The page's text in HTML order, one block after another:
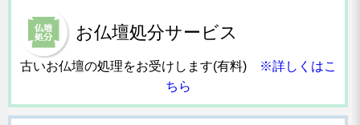
お仏壇処分サービス
古いお仏壇の処理をお受けします(有料)
※詳しくはこ
ちら